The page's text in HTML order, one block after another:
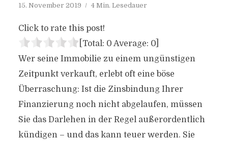
15. November 2019 4 Min. Lesedauer
Click to rate this post!
[Total: 0 Average: 0]
Wer seine Immobilie zu einem ungünstigen
Zeitpunkt verkauft, erlebt oft eine böse
Überraschung: Ist die Zinsbindung Ihrer
Finanzierung noch nicht abgelaufen, müssen
Sie das Darlehen in der Regel außerordentlich
kündigen – und das kann teuer werden. Sie